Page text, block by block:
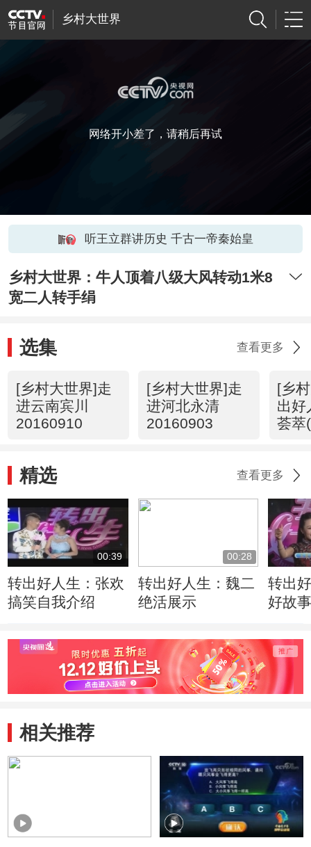
乡村大世界
网络开小差了，请稍后再试
听王立群讲历史 千古一帝秦始皇
乡村大世界：牛人顶着八级大风转动1米8
宽二人转手绢
选集 查看更多
[乡村大世界]走
进云南宾川
20160910
[乡村大世界]走
进河北永清
20160903
[乡
出好
荟萃
精选 查看更多
00:39
转出好人生：张欢
搞笑自我介绍
00:28
转出好人生：魏二
绝活展示
转出
好故
相关推荐